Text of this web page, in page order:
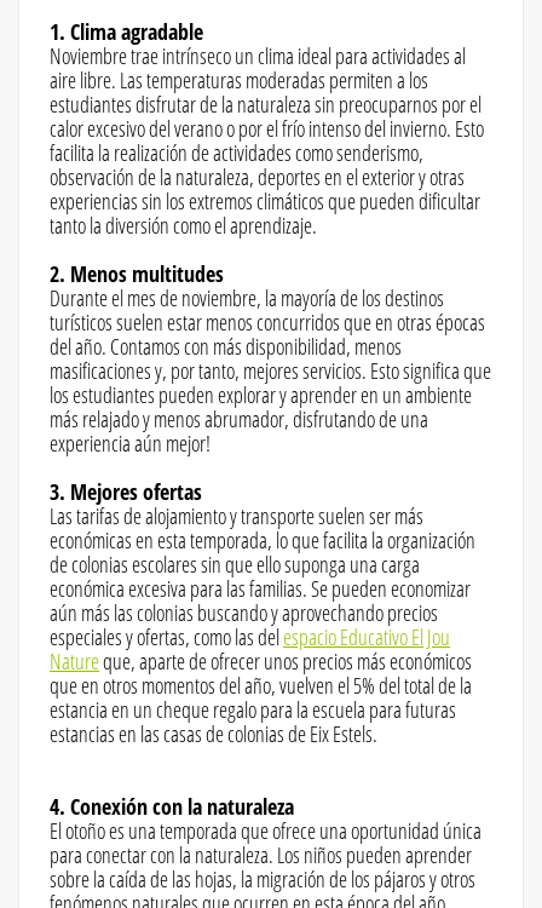
1. Clima agradable
Noviembre trae intrínseco un clima ideal para actividades al
aire libre. Las temperaturas moderadas permiten a los
estudiantes disfrutar de la naturaleza sin preocuparnos por el
calor excesivo del verano o por el frío intenso del invierno. Esto
facilita la realización de actividades como senderismo,
observación de la naturaleza, deportes en el exterior y otras
experiencias sin los extremos climáticos que pueden dificultar
tanto la diversión como el aprendizaje.
2. Menos multitudes
Durante el mes de noviembre, la mayoría de los destinos
turísticos suelen estar menos concurridos que en otras épocas
del año. Contamos con más disponibilidad, menos
masificaciones y, por tanto, mejores servicios. Esto significa que
los estudiantes pueden explorar y aprender en un ambiente
más relajado y menos abrumador, disfrutando de una
experiencia aún mejor!
3. Mejores ofertas
Las tarifas de alojamiento y transporte suelen ser más
económicas en esta temporada, lo que facilita la organización
de colonias escolares sin que ello suponga una carga
económica excesiva para las familias. Se pueden economizar
aún más las colonias buscando y aprovechando precios
especiales y ofertas, como las delespacio Educativo El Jou
Natureque, aparte de ofrecer unos precios más económicos
que en otros momentos del año, vuelven el 5% del total de la
estancia en un cheque regalo para la escuela para futuras
estancias en las casas de colonias de Eix Estels.
4. Conexión con la naturaleza
El otoño es una temporada que ofrece una oportunidad única
para conectar con la naturaleza. Los niños pueden aprender
sobre la caída de las hojas, la migración de los pájaros y otros